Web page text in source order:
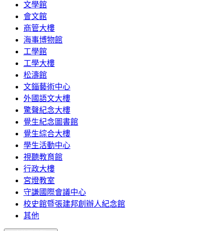
文學館
會文館
商管大樓
海事博物館
工學館
工學大樓
松濤館
文錙藝術中心
外國語文大樓
驚聲紀念大樓
覺生紀念圖書館
覺生綜合大樓
學生活動中心
視聽教育館
行政大樓
宮燈教室
守謙國際會議中心
校史館暨張建邦創辦人紀念館
其他